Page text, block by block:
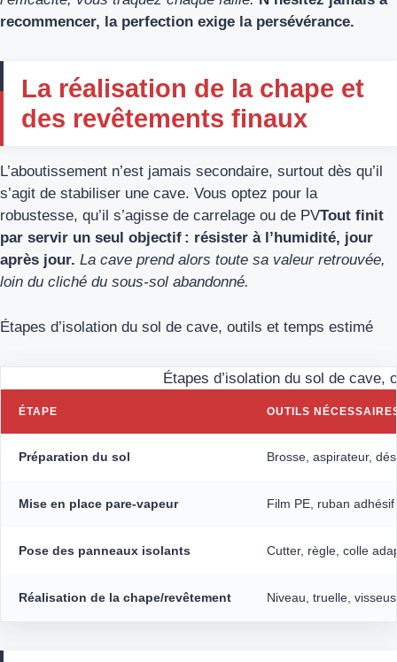
recommencer, la perfection exige la persévérance.
La réalisation de la chape et
des revêtements finaux
L’aboutissement n’est jamais secondaire, surtout dès qu’il
s’agit de stabiliser une cave. Vous optez pour la
robustesse, qu’il s’agisse de carrelage ou de PVTout finit
par servir un seul objectif : résister à l’humidité, jour
après jour. La cave prend alors toute sa valeur retrouvée,
loin du cliché du sous-sol abandonné.
Étapes d’isolation du sol de cave, outils et temps estimé
Étapes d’isolation du sol de cave,
ÉTAPE OUTILS
Préparation du sol Brosse, aspirateur,
Mise en place pare-vapeur Film PE, ruban adhésif
Pose des panneaux isolants Cutter, règle, colle
Réalisation de la chape/revêtement Niveau, truelle,